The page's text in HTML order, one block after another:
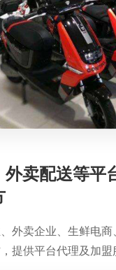
外卖配送等平
外卖企业、生鲜电
提供平台代理及加盟